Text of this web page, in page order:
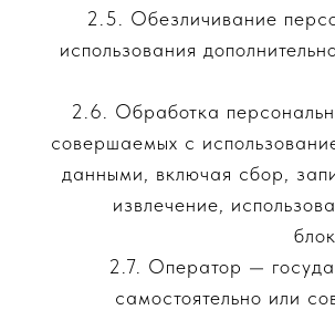
2.5. Обезличивание
использования
2.6. Обработка
совершаемых с
данными, включая сбор,
извлечение,
2.7. Оператор —
самостоятельно или